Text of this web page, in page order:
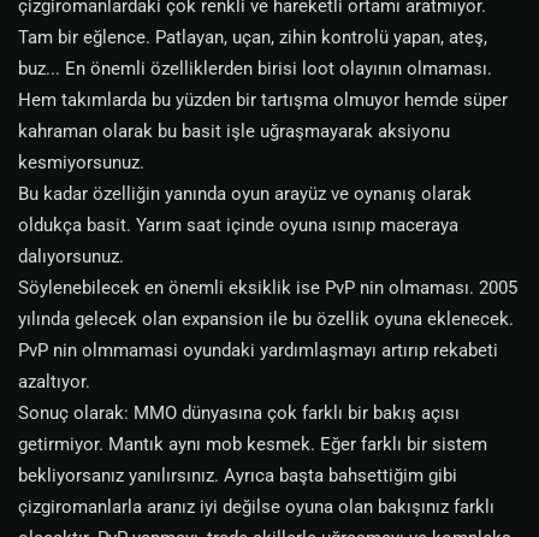
çizgiromanlardaki çok renkli ve hareketli ortamı aratmıyor.
Tam bir eğlence. Patlayan, uçan, zihin kontrolü yapan, ateş,
buz... En önemli özelliklerden birisi loot olayının olmaması.
Hem takımlarda bu yüzden bir tartışma olmuyor hemde süper
kahraman olarak bu basit işle uğraşmayarak aksiyonu
kesmiyorsunuz.
Bu kadar özelliğin yanında oyun arayüz ve oynanış olarak
oldukça basit. Yarım saat içinde oyuna ısınıp maceraya
dalıyorsunuz.
Söylenebilecek en önemli eksiklik ise PvP nin olmaması. 2005
yılında gelecek olan expansion ile bu özellik oyuna eklenecek.
PvP nin olmmamasi oyundaki yardımlaşmayı artırıp rekabeti
azaltıyor.
Sonuç olarak: MMO dünyasına çok farklı bir bakış açısı
getirmiyor. Mantık aynı mob kesmek. Eğer farklı bir sistem
bekliyorsanız yanılırsınız. Ayrıca başta bahsettiğim gibi
çizgiromanlarla aranız iyi değilse oyuna olan bakışınız farklı